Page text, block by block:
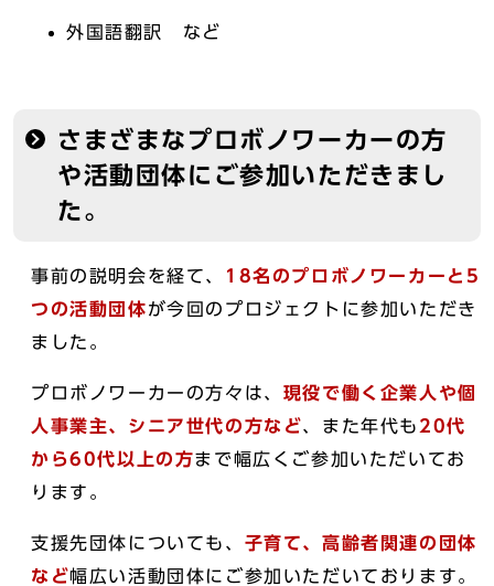
外国語翻訳 など
さまざまなプロボノワーカーの方
や活動団体にご参加いただきまし
た。
事前の説明会を経て、
18名のプロボノワーカーと5
つの活動団体が今回のプロジェクトに参加いただき
ました。
プロボノワーカーの方々は、 現役で働く企業人や個
人事業主、シニア世代の方など、また年代も 20代
から60代以上の方まで幅広くご参加いただいてお
ります。
支援先団体についても、 子育て、高齢者関連の団体
など幅広い活動団体にご参加いただいております。